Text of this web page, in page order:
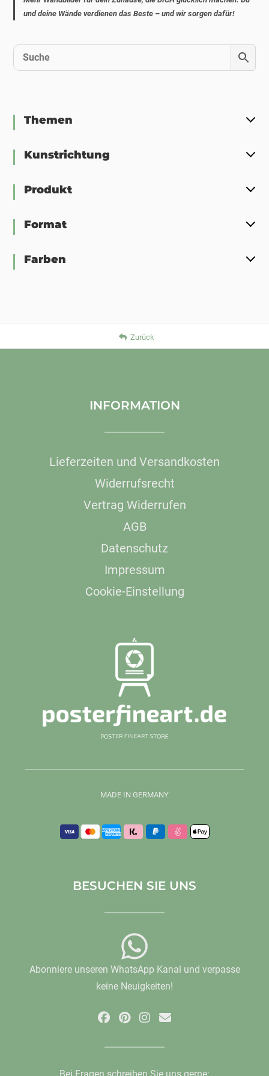
und deine Wände verdienen das Beste – und wir sorgen dafür!
Themen
Kunstrichtung
Produkt
Format
Farben
Zurück
INFORMATION
Lieferzeiten und Versandkosten
Widerrufsrecht
Vertrag Widerrufen
AGB
Datenschutz
Impressum
Cookie-Einstellung
MADE IN GERMANY
BESUCHEN SIE UNS
Abonniere unseren WhatsApp Kanal und verpasse
keine Neuigkeiten!